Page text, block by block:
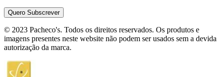
© 2023 Pacheco's. Todos os direitos reservados. Os produtos e
imagens presentes neste website não podem ser usados sem a devida
autorização da marca.